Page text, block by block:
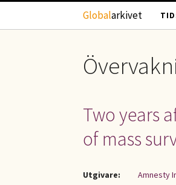
Hoppa till huvudinnehåll
Globalarkivet
Two years
of mass
Utgivare:
Amnesty